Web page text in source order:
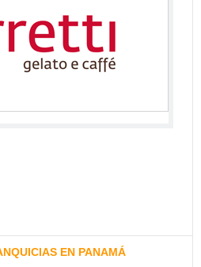
EN PANAMÁ